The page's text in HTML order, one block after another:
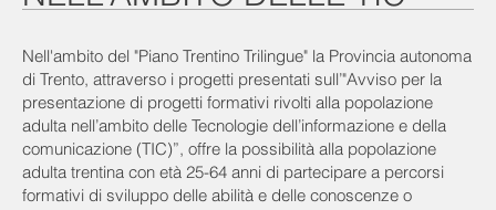
Nell'ambito del "Piano Trentino Trilingue" la Provincia autonoma
di Trento, attraverso i progetti presentati sull’"Avviso per la
presentazione di progetti formativi rivolti alla popolazione
adulta nell’ambito delle Tecnologie dell’informazione e della
comunicazione (TIC)”, offre la possibilità alla popolazione
adulta trentina con età 25-64 anni di partecipare a percorsi
formativi di sviluppo delle abilità e delle conoscenze o